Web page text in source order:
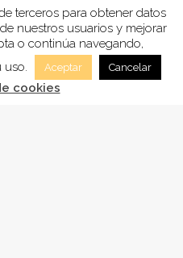
en infraviviendas,
terceros para obtener datos
nuestros usuarios y mejorar
o continúa navegando,
uso.
Aceptar Cancelar
cookies